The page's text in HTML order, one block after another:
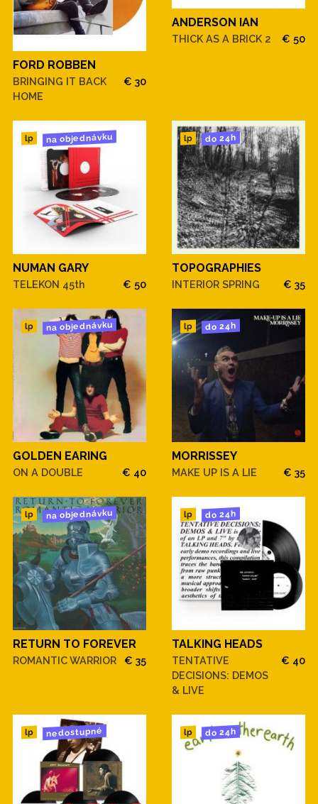
FORD ROBBEN
BRINGING IT BACK
HOME
€ 30
ANDERSON IAN
THICK AS A BRICK 2 € 50
lp na objednávku
NUMAN GARY
TELEKON 45th € 50
lp do 24h
TOPOGRAPHIES
INTERIOR SPRING € 35
lp na objednávku
GOLDEN EARING
ON A DOUBLE € 40
lp do 24h
MORRISSEY
MAKE UP IS A LIE € 35
lp na objednávku
RETURN TO FOREVER
ROMANTIC WARRIOR € 35
lp do 24h
TALKING HEADS
TENTATIVE
DECISIONS: DEMOS
& LIVE
€ 40
lp nedostupné lp do 24h